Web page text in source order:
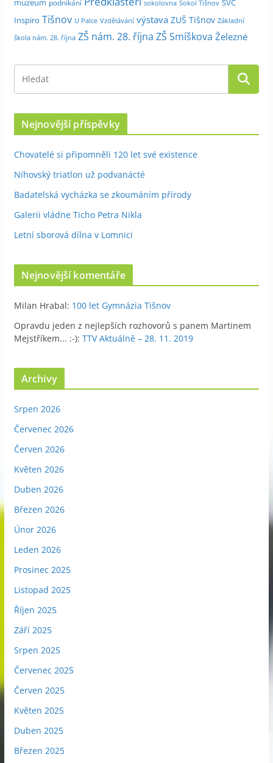
muzeum podnikání sokolovna Sokol Tišnov SVČ
Inspiro Tišnov U Palce Vzdělávání výstava ZUŠ Tišnov Základní
škola nám. 28. října ZŠ nám. 28. října ZŠ Smíškova Železné
Nejnovější příspěvky
Chovatelé si připomněli 120 let své existence
Níhovský triatlon už podvanácté
Badatelská vycházka se zkoumáním přírody
Galerii vládne Ticho Petra Nikla
Letní sborová dílna v Lomnici
Nejnovější komentáře
Milan Hrabal: 100 let Gymnázia Tišnov
Opravdu jeden z nejlepších rozhovorů s panem Martinem
Mejstříkem... :-): TTV Aktuálně – 28. 11. 2019
Archivy
Srpen 2026
Červenec 2026
Červen 2026
Květen 2026
Duben 2026
Březen 2026
Únor 2026
Leden 2026
Prosinec 2025
Listopad 2025
Říjen 2025
Září 2025
Srpen 2025
Červenec 2025
Červen 2025
Květen 2025
Duben 2025
Březen 2025